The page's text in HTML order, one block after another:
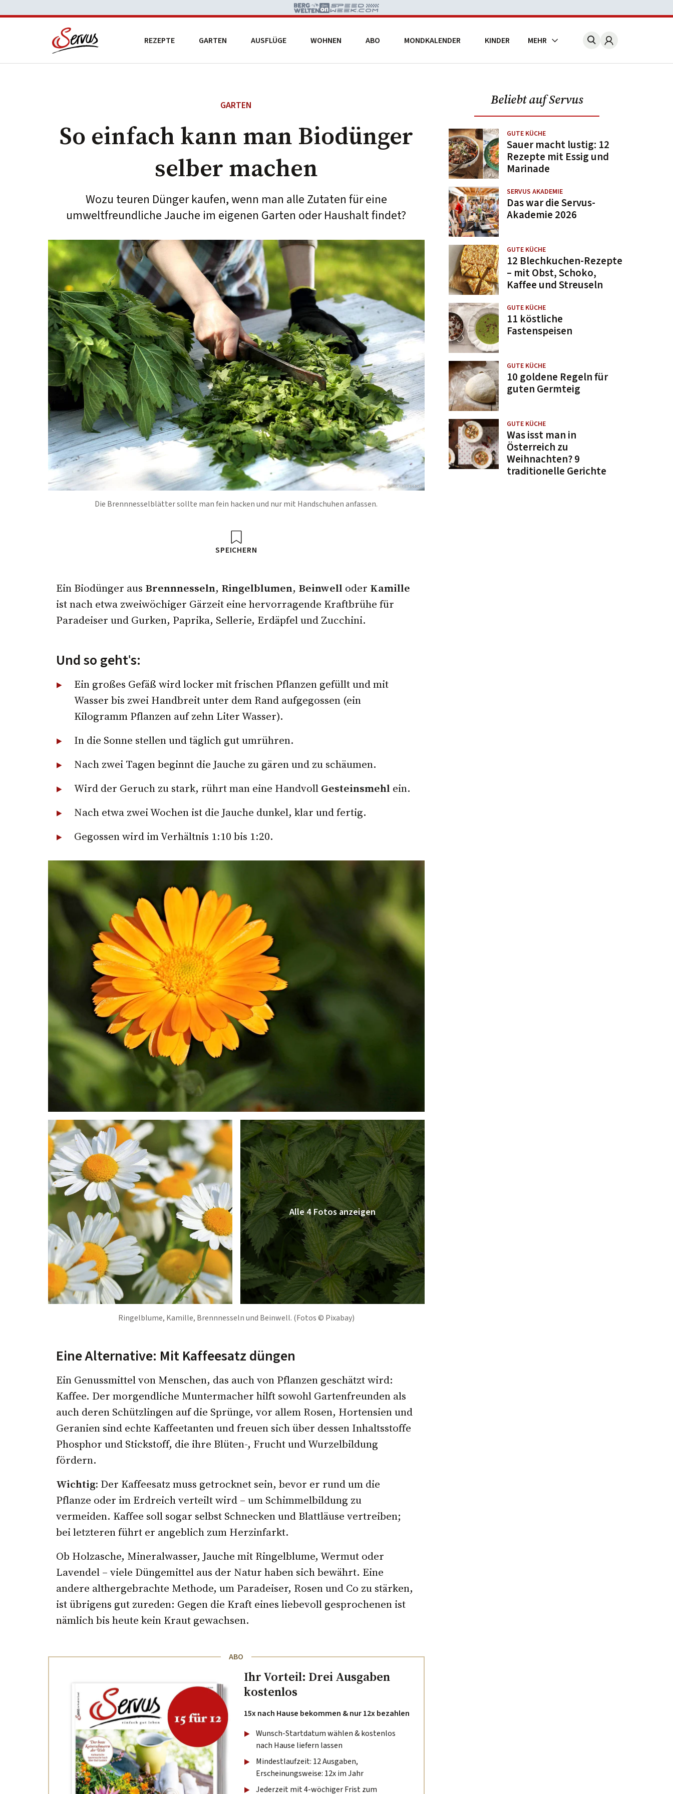
REZEPTE GARTEN AUSFLÜGE WOHNEN ABO MONDKALENDER KINDER MEHR Account
GARTEN
So einfach kann man Biodünger
selber machen
Wozu teuren Dünger kaufen, wenn man alle Zutaten für eine
umweltfreundliche Jauche im eigenen Garten oder Haushalt findet?
Foto: Thinkstock
Die Brennnesselblätter sollte man fein hacken und nur mit Handschuhen anfassen.
SPEICHERN
Ein Biodünger aus Brennnesseln, Ringelblumen, Beinwelloder Kamille
ist nach etwa zweiwöchiger Gärzeit eine hervorragende Kraftbrühe für
Paradeiser und Gurken, Paprika, Sellerie, Erdäpfel und Zucchini.
Und so geht's:
Ein großes Gefäß wird locker mit frischen Pflanzen gefüllt und mit
Wasser bis zwei Handbreit unter dem Rand aufgegossen (ein
Kilogramm Pflanzen auf zehn Liter Wasser).
In die Sonne stellen und täglich gut umrühren.
Nach zwei Tagen beginnt die Jauche zu gären und zu schäumen.
Wird der Geruch zu stark, rührt man eine Handvoll Gesteinsmehlein.
Nach etwa zwei Wochen ist die Jauche dunkel, klar und fertig.
Gegossen wird im Verhältnis 1:10 bis 1:20.
Ringelblume, Kamille, Brennnesseln und Beinwell. (Fotos © Pixabay)
Eine Alternative: Mit Kaffeesatz düngen
Ein Genussmittel von Menschen, das auch von Pflanzen geschätzt wird:
Kaffee. Der morgendliche Muntermacher hilft sowohl Gartenfreunden als
auch deren Schützlingen auf die Sprünge, vor allem Rosen, Hortensien und
Geranien sind echte Kaffeetanten und freuen sich über dessen Inhaltsstoffe
Phosphor und Stickstoff, die ihre Blüten-, Frucht und Wurzelbildung
fördern.
Wichtig: Der Kaffeesatz muss getrocknet sein, bevor er rund um die
Pflanze oder im Erdreich verteilt wird – um Schimmelbildung zu
vermeiden. Kaffee soll sogar selbst Schnecken und Blattläuse vertreiben;
bei letzteren führt er angeblich zum Herzinfarkt.
Ob Holzasche, Mineralwasser, Jauche mit Ringelblume, Wermut oder
Lavendel – viele Düngemittel aus der Natur haben sich bewährt. Eine
andere althergebrachte Methode, um Paradeiser, Rosen und Co zu stärken,
ist übrigens gut zureden: Gegen die Kraft eines liebevoll gesprochenen ist
nämlich bis heute kein Kraut gewachsen.
ABO
Ihr Vorteil: Drei Ausgaben
kostenlos
15x nach Hause bekommen & nur 12x bezahlen
Wunsch-Startdatum wählen & kostenlos
nach Hause liefern lassen
Mindestlaufzeit: 12 Ausgaben,
Erscheinungsweise: 12x im Jahr
Jederzeit mit 4-wöchiger Frist zum
Beliebt auf Servus
GUTE KÜCHE
Sauer macht lustig: 12
Rezepte mit Essig und
Marinade
SERVUS AKADEMIE
Das war die Servus-
Akademie 2026
GUTE KÜCHE
12 Blechkuchen-Rezepte
– mit Obst, Schoko,
Kaffee und Streuseln
GUTE KÜCHE
11 köstliche
Fastenspeisen
GUTE KÜCHE
10 goldene Regeln für
guten Germteig
GUTE KÜCHE
Was isst man in
Österreich zu
Weihnachten? 9
traditionelle Gerichte